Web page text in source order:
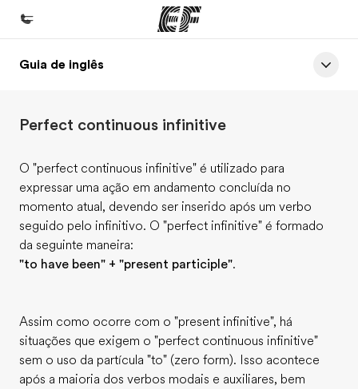
Início
Programas
Escritórios
Encontre um escritório
Sobre nós
Junte-se a nós
Guia de inglês
Perfect continuous infinitive
O "perfect continuous infinitive" é utilizado para
expressar uma ação em andamento concluída no
momento atual, devendo ser inserido após um verbo
seguido pelo infinitivo. O "perfect infinitive" é formado
da seguinte maneira:
"to have been" + "present participle".
Assim como ocorre com o "present infinitive", há
situações que exigem o "perfect continuous infinitive"
sem o uso da partícula "to" (zero form). Isso acontece
após a maioria dos verbos modais e auxiliares, bem